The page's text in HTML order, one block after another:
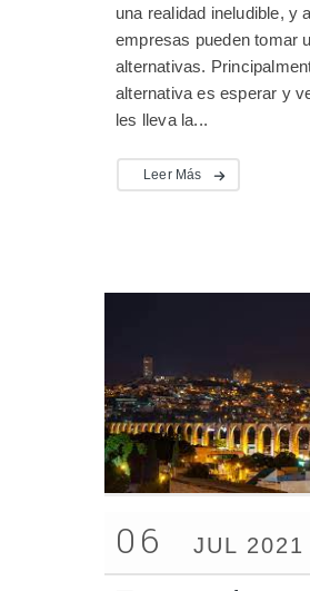
una realidad ineludible, y
empresas pueden tomar
alternativas.
alternativa es esperar y
les lleva la...
Leer Más
06 JUL 2021